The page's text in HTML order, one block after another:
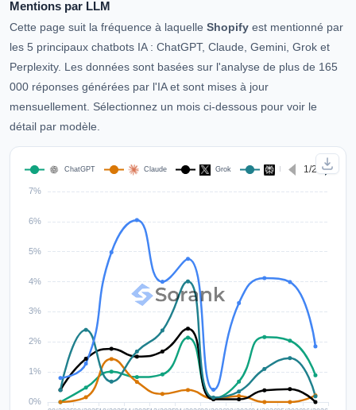
Mentions par LLM
Cette page suit la fréquence à laquelle Shopify est mentionné par
les 5 principaux chatbots IA : ChatGPT, Claude, Gemini, Grok et
Perplexity. Les données sont basées sur l'analyse de plus de 165
000 réponses générées par l'IA et sont mises à jour
mensuellement. Sélectionnez un mois ci-dessous pour voir le
détail par modèle.